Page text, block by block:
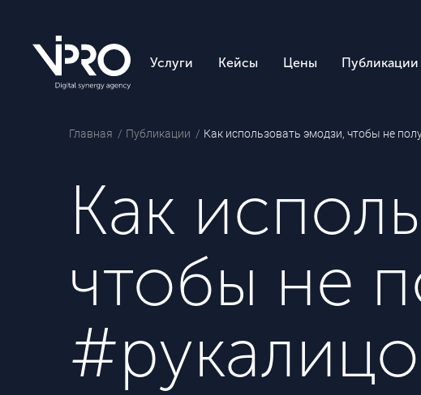
Услуги Кейсы Цены Публикации
Главная Публикации Как использовать эмодзи, чтобы не
Как
чтобы не
#рукалицо